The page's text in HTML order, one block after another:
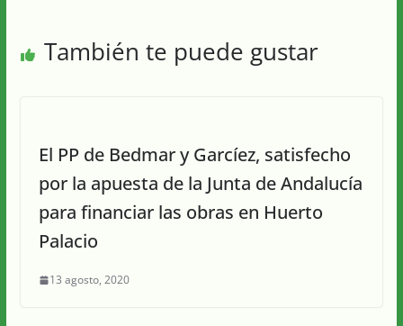
También te puede gustar
El PP de Bedmar y Garcíez, satisfecho
por la apuesta de la Junta de Andalucía
para financiar las obras en Huerto
Palacio
13 agosto, 2020